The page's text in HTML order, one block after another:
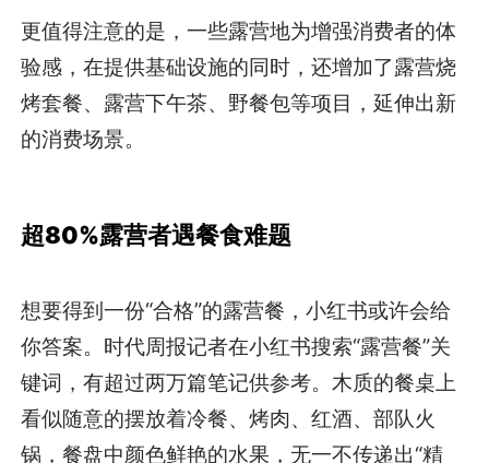
更值得注意的是，一些露营地为增强消费者的体
验感，在提供基础设施的同时，还增加了露营烧
烤套餐、露营下午茶、野餐包等项目，延伸出新
的消费场景。
超80%露营者遇餐食难题
想要得到一份“合格”的露营餐，小红书或许会给
你答案。时代周报记者在小红书搜索“露营餐”关
键词，有超过两万篇笔记供参考。木质的餐桌上
看似随意的摆放着冷餐、烤肉、红酒、部队火
锅，餐盘中颜色鲜艳的水果，无一不传递出“精